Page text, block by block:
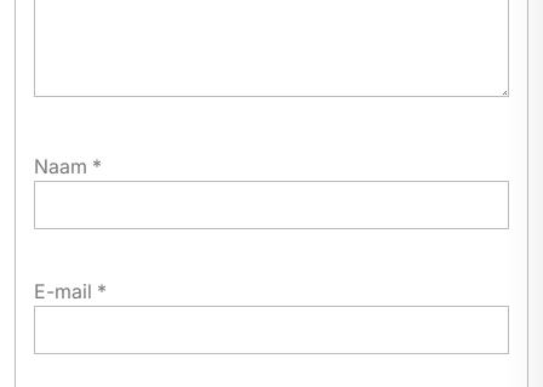
Naam *
E-mail *